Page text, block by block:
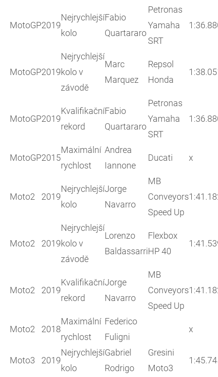
MotoGP2019
Nejrychlejší
kolo
Fabio
Quartararo
Petronas
Yamaha
SRT
MotoGP2019
Nejrychlejší
kolo v
závodě
Marc
Marquez
Repsol
Honda
MotoGP2019
Kvalifikační
rekord
Fabio
Quartararo
Petronas
Yamaha
SRT
MotoGP2015
Maximální
rychlost
Andrea
Iannone
Ducati x
Moto2 2019
Nejrychlejší
kolo
Jorge
Navarro
MB
Conveyors
Speed Up
Moto2 2019
Nejrychlejší
kolo v
závodě
Lorenzo
Baldassarri
Flexbox
HP 40
Moto2 2019
Kvalifikační
rekord
Jorge
Navarro
MB
Conveyors
Speed Up
Moto2 2018
Maximální
rychlost
Federico
Fuligni
x
Moto3 2019
Nejrychlejší
kolo
Gabriel
Rodrigo
Gresini
Moto3